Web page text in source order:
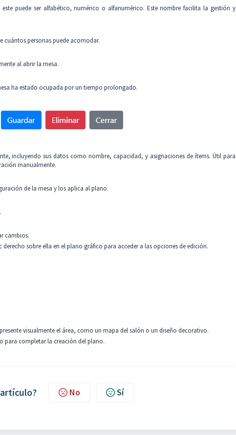
puede ser alfabético, numérico o alfanumérico. Este nombre facilita la gestión y
cuántos personas puede acomodar.
al abrir la mesa.
ha estado ocupada por un tiempo prolongado.
incluyendo sus datos como nombre, capacidad, y asignaciones de ítems. Útil para
manualmente.
de la mesa y los aplica al plano.
cambios.
derecho sobre ella en el plano gráfico para acceder a las opciones de edición.
visualmente el área, como un mapa del salón o un diseño decorativo.
para completar la creación del plano.
No Sí